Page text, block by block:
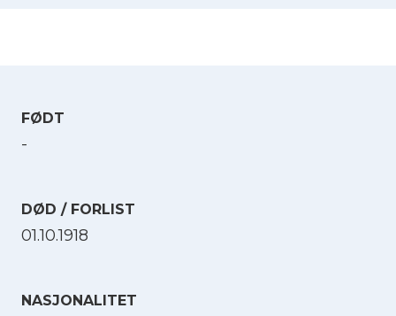
FØDT
-
DØD / FORLIST
01.10.1918
NASJONALITET